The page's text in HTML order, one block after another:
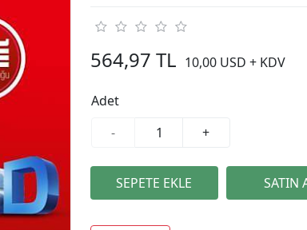
564,97 TL 10,00 USD + KDV
Adet
-
+